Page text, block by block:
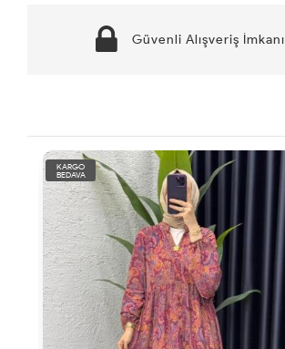
Güvenli Alışveriş İmkanı
KARGO
BEDAVA